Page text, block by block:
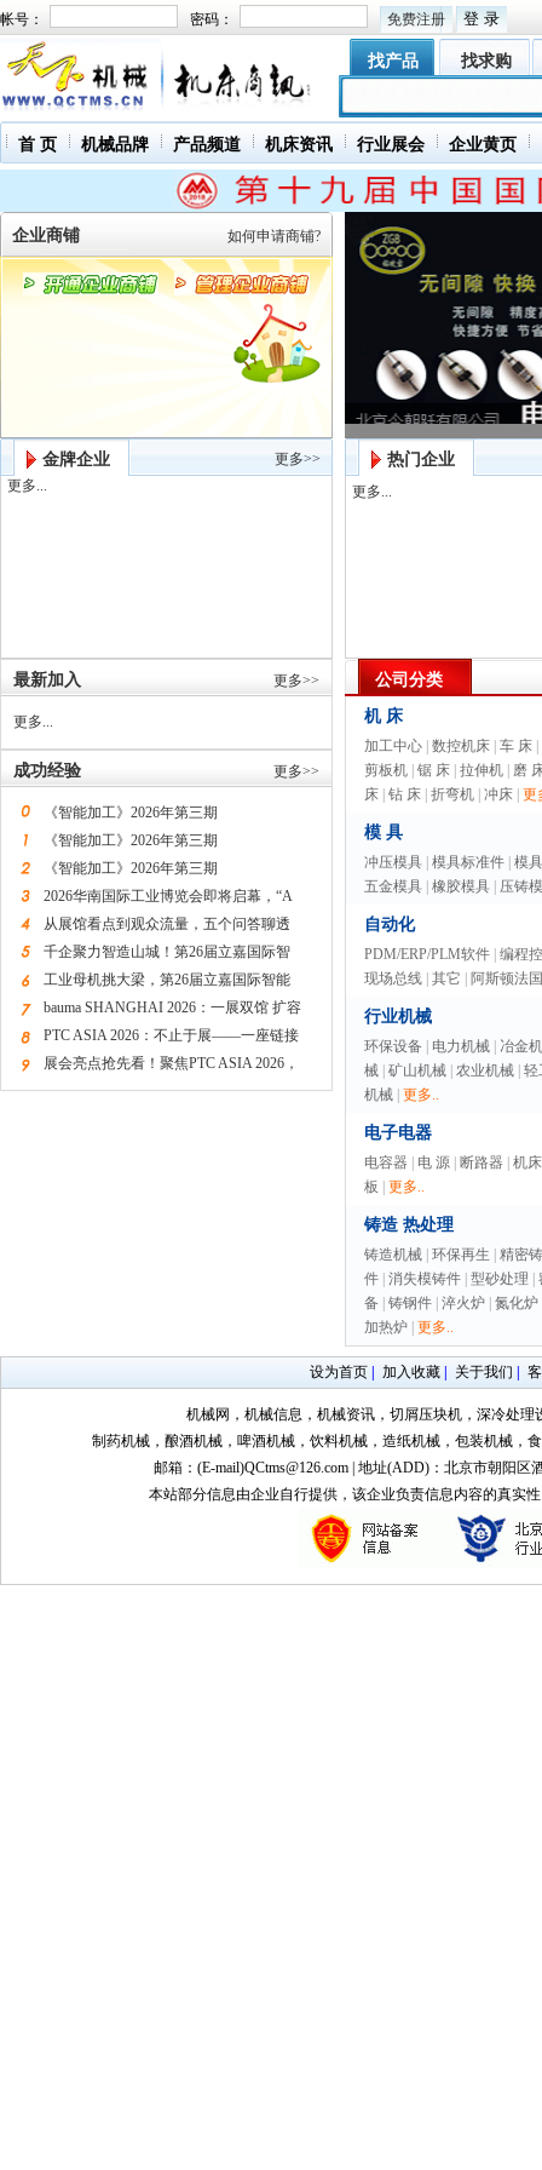
帐号： 密码： 免费注册
找产品 找求购
首 页 机械品牌 产品频道 机床资讯 行业展会 企业黄页
企业商铺 如何申请商铺?
金牌企业
更多>>
更多...
热门企业
更多...
最新加入 更多>>
更多...
成功经验 更多>>
《智能加工》2026年第三期
《智能加工》2026年第三期
《智能加工》2026年第三期
2026华南国际工业博览会即将启幕，“A
从展馆看点到观众流量，五个问答聊透
千企聚力智造山城！第26届立嘉国际智
工业母机挑大梁，第26届立嘉国际智能
bauma SHANGHAI 2026：一展双馆 扩容
PTC ASIA 2026：不止于展——一座链接
展会亮点抢先看！聚焦PTC ASIA 2026，
公司分类
机 床
加工中心 数控机床 车 床
剪板机 锯 床 拉伸机
磨
床 钻 床 折弯机 冲床 更
模 具
冲压模具 模具标准件 模
五金模具 橡胶模具 压铸
自动化
PDM/ERP/PLM软件 编程
现场总线 其它 阿斯顿法
行业机械
环保设备 电力机械
冶金
械 矿山机械 农业机械 轻
机械 更多..
电子电器
电容器 电 源 断路器
机
板
更多..
铸造 热处理
铸造机械 环保再生
精密
件 消失模铸件 型砂处理
备
铸钢件 淬火炉 氮化炉
加热炉 更多..
设为首页 加入收藏 关于我们
机械网，机械信息，机械资讯，切屑压块机，深冷处
制药机械，酿酒机械，啤酒机械，饮料机械，造纸机械，包装机械，
邮箱：(E-mail)QCtms@126.com | 地址(ADD)：北京市朝阳
本站部分信息由企业自行提供，该企业负责信息内容的真实